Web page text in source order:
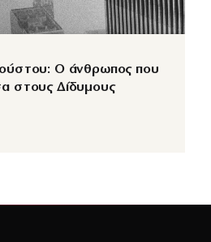
Ο άνθρωπος που
στους Δίδυμους